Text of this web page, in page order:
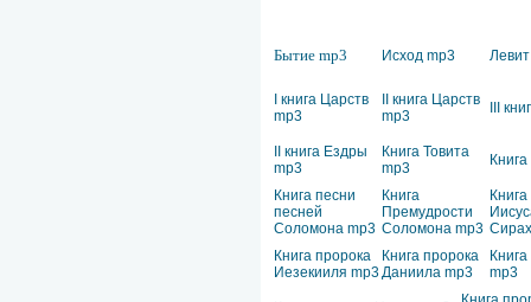
Бытие mp3 Исход mp3
I книга Царств
mp3
II книга Царств
mp3
III
II книга Ездры
mp3
Книга Товита
mp3
Книга песни
песней
Соломона mp3
Книга
Премудрости
Соломона mp3
Книга пророка
Иезекииля mp3
Книга пророка
Даниила mp3
mp3